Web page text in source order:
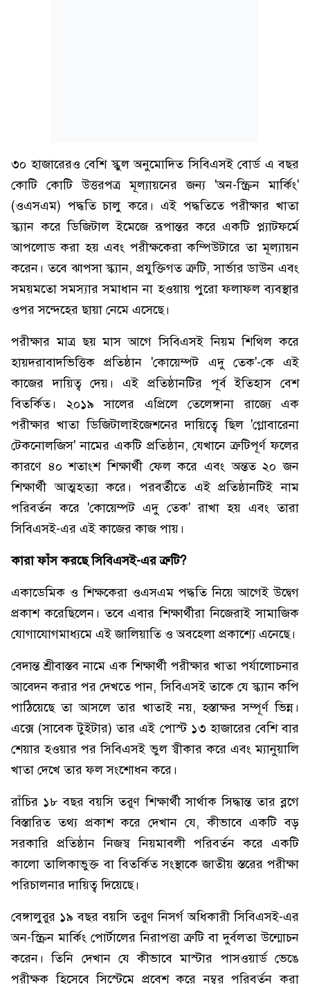
৩০ হাজারেরও বেশি স্কুল অনুমোদিত সিবিএসই বোর্ড এ বছর
কোটি কোটি উত্তরপত্র মূল্যায়নের জন্য 'অন-স্ক্রিন মার্কিং'
(ওএসএম) পদ্ধতি চালু করে। এই পদ্ধতিতে পরীক্ষার খাতা
স্ক্যান করে ডিজিটাল ইমেজে রূপান্তর করে একটি প্ল্যাটফর্মে
আপলোড করা হয় এবং পরীক্ষকেরা কম্পিউটারে তা মূল্যায়ন
করেন। তবে ঝাপসা স্ক্যান, প্রযুক্তিগত ত্রুটি, সার্ভার ডাউন এবং
সময়মতো সমস্যার সমাধান না হওয়ায় পুরো ফলাফল ব্যবস্থার
ওপর সন্দেহের ছায়া নেমে এসেছে।
পরীক্ষার মাত্র ছয় মাস আগে সিবিএসই নিয়ম শিথিল করে
হায়দরাবাদভিত্তিক প্রতিষ্ঠান 'কোয়েম্পট এদু তেক'-কে এই
কাজের দায়িত্ব দেয়। এই প্রতিষ্ঠানটির পূর্ব ইতিহাস বেশ
বিতর্কিত। ২০১৯ সালের এপ্রিলে তেলেঙ্গানা রাজ্যে এক
পরীক্ষার খাতা ডিজিটালাইজেশনের দায়িত্বে ছিল 'গ্লোবারেনা
টেকনোলজিস' নামের একটি প্রতিষ্ঠান, যেখানে ত্রুটিপূর্ণ ফলের
কারণে ৪০ শতাংশ শিক্ষার্থী ফেল করে এবং অন্তত ২০ জন
শিক্ষার্থী আত্মহত্যা করে। পরবর্তীতে এই প্রতিষ্ঠানটিই নাম
পরিবর্তন করে 'কোয়েম্পট এদু তেক' রাখা হয় এবং তারা
সিবিএসই-এর এই কাজের কাজ পায়।
কারা ফাঁস করছে সিবিএসই-এর ত্রুটি?
একাডেমিক ও শিক্ষকেরা ওএসএম পদ্ধতি নিয়ে আগেই উদ্বেগ
প্রকাশ করেছিলেন। তবে এবার শিক্ষার্থীরা নিজেরাই সামাজিক
যোগাযোগমাধ্যমে এই জালিয়াতি ও অবহেলা প্রকাশ্যে এনেছে।
বেদান্ত শ্রীবাস্তব নামে এক শিক্ষার্থী পরীক্ষার খাতা পর্যালোচনার
আবেদন করার পর দেখতে পান, সিবিএসই তাকে যে স্ক্যান কপি
পাঠিয়েছে তা আসলে তার খাতাই নয়, হস্তাক্ষর সম্পূর্ণ ভিন্ন।
এক্সে (সাবেক টুইটার) তার এই পোস্ট ১৩ হাজারের বেশি বার
শেয়ার হওয়ার পর সিবিএসই ভুল স্বীকার করে এবং ম্যানুয়ালি
খাতা দেখে তার ফল সংশোধন করে।
রাঁচির ১৮ বছর বয়সি তরুণ শিক্ষার্থী সার্থাক সিদ্ধান্ত তার ব্লগে
বিস্তারিত তথ্য প্রকাশ করে দেখান যে, কীভাবে একটি বড়
সরকারি প্রতিষ্ঠান নিজস্ব নিয়মাবলী পরিবর্তন করে একটি
কালো তালিকাভুক্ত বা বিতর্কিত সংস্থাকে জাতীয় স্তরের পরীক্ষা
পরিচালনার দায়িত্ব দিয়েছে।
বেঙ্গালুরুর ১৯ বছর বয়সি তরুণ নিসর্গ অধিকারী সিবিএসই-এর
অন-স্ক্রিন মার্কিং পোর্টালের নিরাপত্তা ত্রুটি বা দুর্বলতা উন্মোচন
করেন। তিনি দেখান যে কীভাবে মাস্টার পাসওয়ার্ড ভেঙে
পরীক্ষক হিসেবে সিস্টেমে প্রবেশ করে নম্বর পরিবর্তন করা